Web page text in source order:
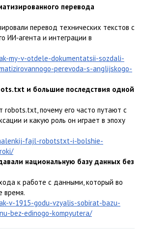
перевода
перевод технических текстов с
ИИ‑агента и интеграции в
my-v-otdele-dokumentatsii-sozdali-
perevoda-s-anglijskogo-
и большие последствия одной
robots.txt, почему его часто путают с
и какую роль он играет в эпоху
fajl-robotstxt-i-bolshie-
национальную базу данных без
к работе с данными, который во
время.
v-1915-godu-vzyalis-sobirat-bazu-
bez-edinogo-kompyutera/